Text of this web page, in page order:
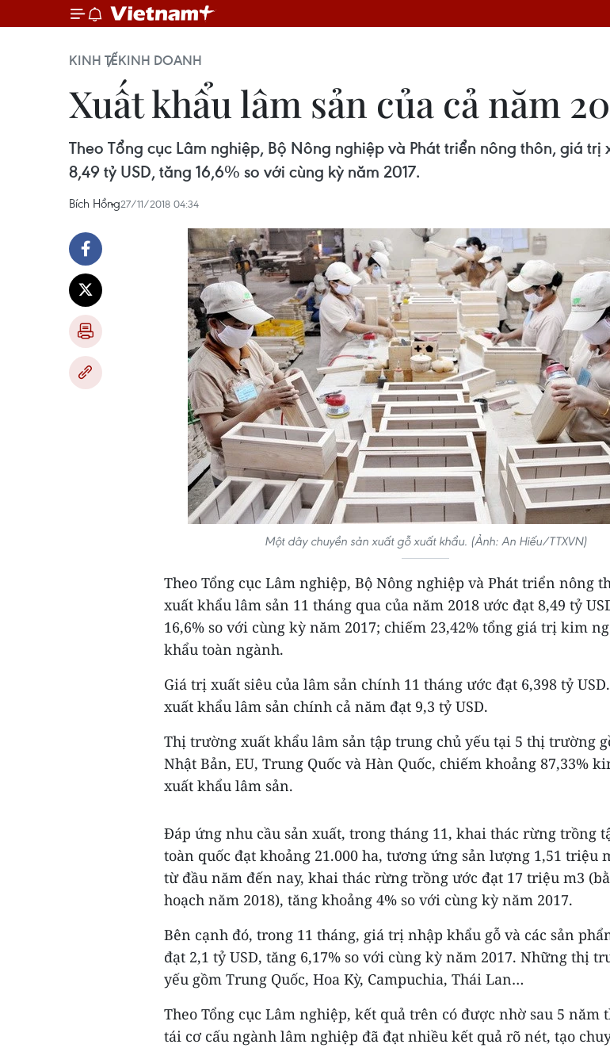
KINH TẾKINH DOANH
Xuất khẩu lâm sản của cả năm
Theo Tổng cục Lâm nghiệp, Bộ Nông nghiệp và Phát triển nông thôn, giá
8,49 tỷ USD, tăng 16,6% so với cùng kỳ năm 2017.
Bích Hồng27/11/2018 04:34
Một dây chuyền sản xuất gỗ xuất khẩu. (Ảnh: An Hiếu/TTXVN)
Theo Tổng cục Lâm nghiệp, Bộ Nông nghiệp và Phát triển nông
xuất khẩu lâm sản 11 tháng qua của năm 2018 ước đạt 8,49 tỷ
16,6% so với cùng kỳ năm 2017; chiếm 23,42% tổng giá trị kim
khẩu toàn ngành.
Giá trị xuất siêu của lâm sản chính 11 tháng ước đạt 6,398 tỷ
xuất khẩu lâm sản chính cả năm đạt 9,3 tỷ USD.
Thị trường xuất khẩu lâm sản tập trung chủ yếu tại 5 thị trường
Nhật Bản, EU, Trung Quốc và Hàn Quốc, chiếm khoảng 87,33%
xuất khẩu lâm sản.
Đáp ứng nhu cầu sản xuất, trong tháng 11, khai thác rừng trồng
toàn quốc đạt khoảng 21.000 ha, tương ứng sản lượng 1,51 triệu
từ đầu năm đến nay, khai thác rừng trồng ước đạt 17 triệu m3
hoạch năm 2018), tăng khoảng 4% so với cùng kỳ năm 2017.
Bên cạnh đó, trong 11 tháng, giá trị nhập khẩu gỗ và các sản
đạt 2,1 tỷ USD, tăng 6,17% so với cùng kỳ năm 2017. Những thị
yếu gồm Trung Quốc, Hoa Kỳ, Campuchia, Thái Lan…
Theo Tổng cục Lâm nghiệp, kết quả trên có được nhờ sau 5 năm
tái cơ cấu ngành lâm nghiệp đã đạt nhiều kết quả rõ nét, tạo